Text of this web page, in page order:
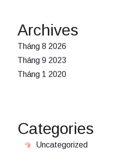
Archives
Tháng 8 2026
Tháng 9 2023
Tháng 1 2020
Categories
Uncategorized